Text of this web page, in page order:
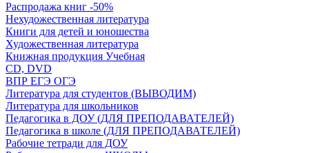
Распродажа книг -50%
Нехудожественная литература
Книги для детей и юношества
Художественная литература
Книжная продукция Учебная
CD, DVD
ВПР ЕГЭ ОГЭ
Литература для студентов (ВЫВОДИМ)
Литература для школьников
Педагогика в ДОУ (ДЛЯ ПРЕПОДАВАТЕЛЕЙ)
Педагогика в школе (ДЛЯ ПРЕПОДАВАТЕЛЕЙ)
Рабочие тетради для ДОУ